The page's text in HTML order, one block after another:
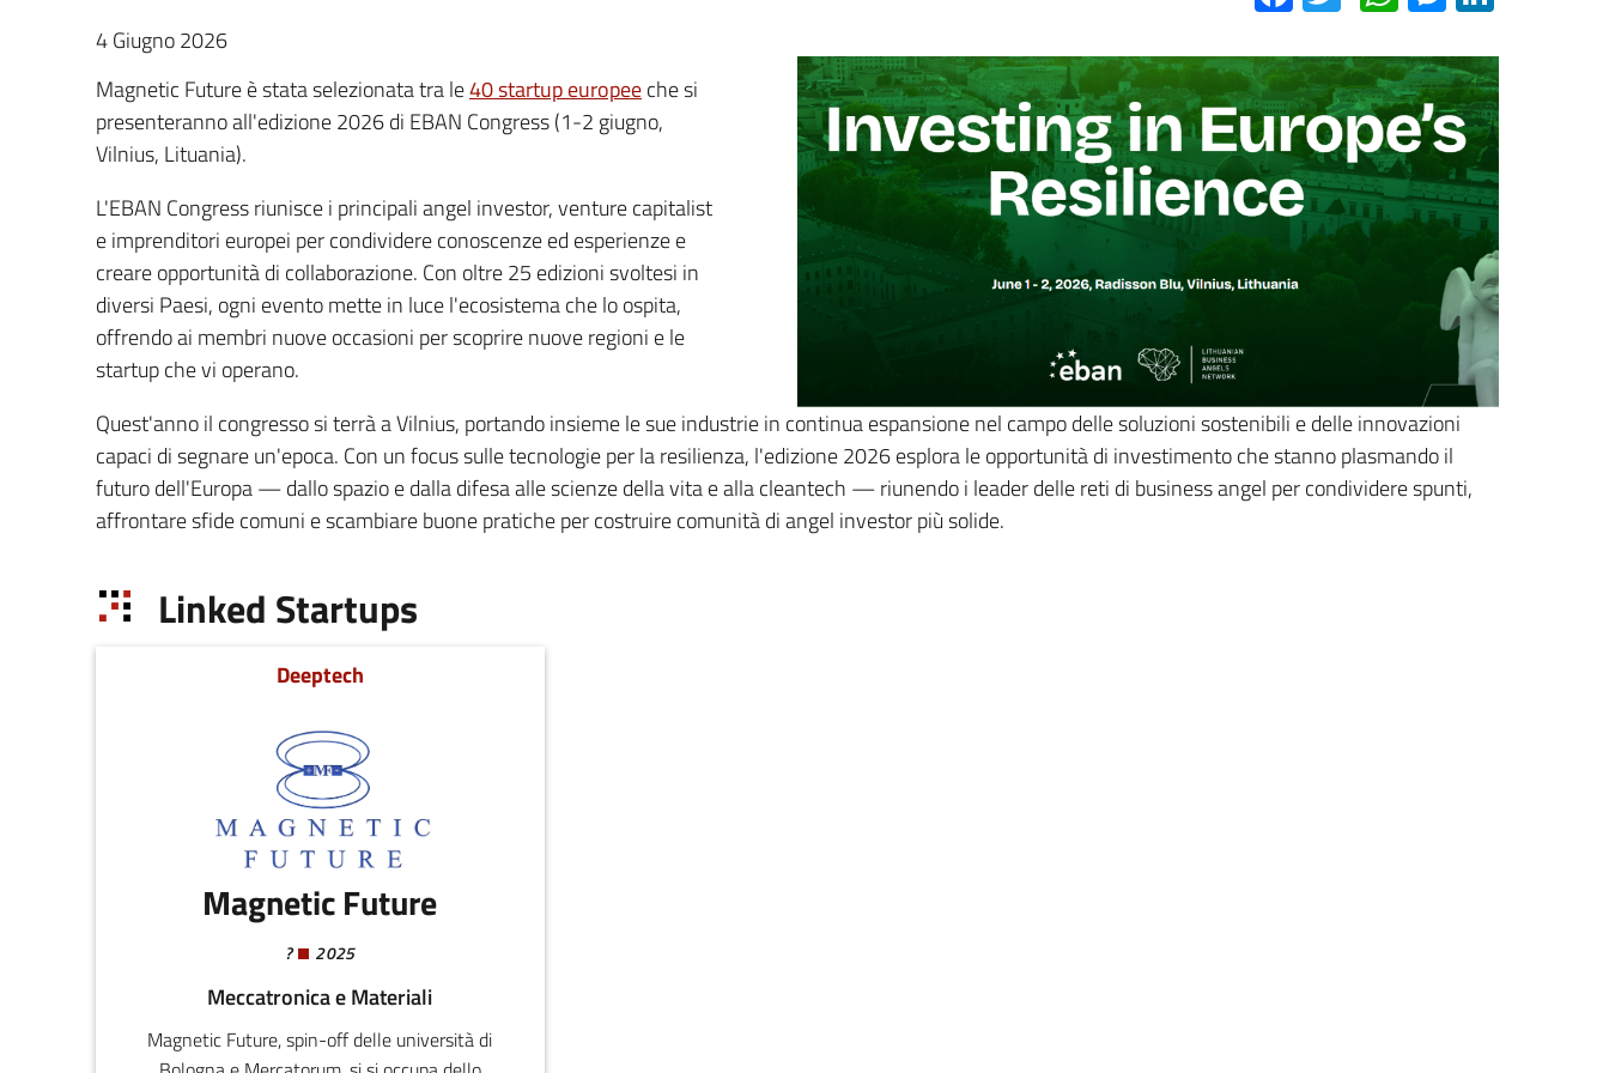
4 Giugno 2026
Magnetic Future è stata selezionata tra le40 startup europeeche si
presenteranno all'edizione 2026 di EBAN Congress (1-2 giugno,
Vilnius, Lituania).
L'EBAN Congress riunisce i principali angel investor, venture capitalist
e imprenditori europei per condividere conoscenze ed esperienze e
creare opportunità di collaborazione. Con oltre 25 edizioni svoltesi in
diversi Paesi, ogni evento mette in luce l'ecosistema che lo ospita,
offrendo ai membri nuove occasioni per scoprire nuove regioni e le
startup che vi operano.
Quest'anno il congresso si terrà a Vilnius, portando insieme le sue industrie in continua espansione nel campo delle soluzioni sostenibili e delle innovazioni
capaci di segnare un'epoca. Con un focus sulle tecnologie per la resilienza, l'edizione 2026 esplora le opportunità di investimento che stanno plasmando il
futuro dell'Europa — dallo spazio e dalla difesa alle scienze della vita e alla cleantech — riunendo i leader delle reti di business angel per condividere spunti,
affrontare sfide comuni e scambiare buone pratiche per costruire comunità di angel investor più solide.
Linked Startups
Deeptech
Magnetic Future
? 2025
Meccatronica e Materiali
Magnetic Future, spin-off delle università di